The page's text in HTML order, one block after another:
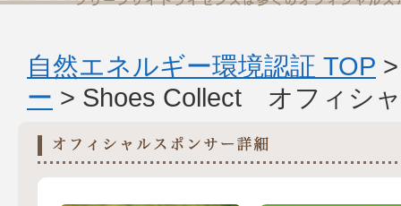
自然エネルギー環境認証 TOP
ー > Shoes Collect オフィシ